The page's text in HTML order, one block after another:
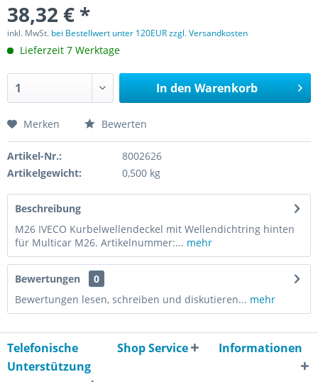
38,32 € *
inkl. MwSt. bei Bestellwert unter 120EUR zzgl. Versandkosten
Lieferzeit 7 Werktage
In den Warenkorb
Merken Bewerten
Artikel-Nr.:
8002626
Artikelgewicht:
0,500 kg
Beschreibung
M26 IVECO Kurbelwellendeckel mit Wellendichtring hinten
für Multicar M26. Artikelnummer:... mehr
Bewertungen
0
Bewertungen lesen, schreiben und diskutieren... mehr
Telefonische
Unterstützung
Shop Service Informationen